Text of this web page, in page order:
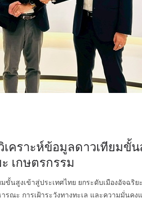
ราะห์ข้อมูลดาวเทียมขั้น
เกษตรกรรม
สูงเข้าสู่ประเทศไทย ยกระดับเมืองอัจฉริย
ณะ การเฝ้าระวังทางทะเล และความมั่นคง